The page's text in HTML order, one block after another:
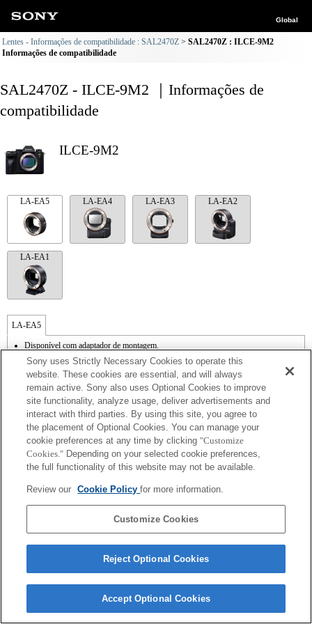
Global
Lentes - Informações de compatibilidade : SAL2470Z
SAL2470Z : ILCE-9M2
Informações de compatibilidade
SAL2470Z - ILCE-9M2 ｜Informações de
compatibilidade
ILCE-9M2
LA-EA5 LA-EA4 LA-EA3 LA-EA2
LA-EA1
LA-EA5
Disponível com adaptador de montagem.
O som de funcionamento do diafragma é gravado com o microfone interno.
Outside the A (Aperture priority), S (Shutter priority), and M (Manual) modes, the
shutter speed and the aperture can not be adjusted during the movie recording.
Se colocar a lente de montagem tipo A utilizando o adaptador de montagem, a função
[MF Assist] [Assistência MF] não funciona automaticamente quando roda o anel de
focagem. Pode ampliar a imagem, seleccionando a função [Focus Magnifier] [Lupa
de focagem] ou a função [MF Assist] [Assistência MF] para qualquer tecla nas
"Custom Key Settings" [Definições de teclas personalizadas].
Sony uses Strictly Necessary Cookies to operate this
website. These cookies are essential, and will always
remain active. Sony also uses Optional Cookies to improve
site functionality, analyze usage, deliver advertisements and
interact with third parties. By using this site, you agree to
the placement of Optional Cookies. You can manage your
cookie preferences at any time by clicking "Customize
Cookies." Depending on your selected cookie preferences,
the full functionality of this website may not be available.
Review our Cookie Policyfor more information.
Customize Cookies
Reject Optional Cookies
Accept Optional Cookies